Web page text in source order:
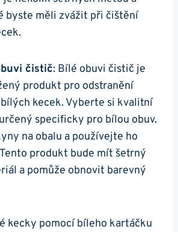
byste měli zvážit při čištění
čistič: Bílé obuvi čistič je
produkt ‌pro odstranění
kecek. Vyberte si ‍kvalitní
specificky pro⁤ bílou obuv.
na obalu a ⁢používejte ho
‍produkt bude mít šetrný
a pomůže obnovit barevný
kecky pomocí bíleho kartáčku